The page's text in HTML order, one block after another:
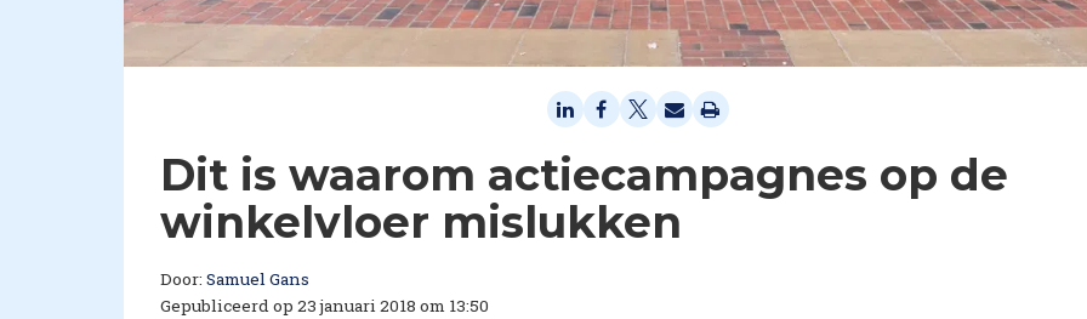
Dit is waarom actiecampagnes op de
winkelvloer mislukken
Door: Samuel Gans
Gepubliceerd op 23 januari 2018 om 13:50